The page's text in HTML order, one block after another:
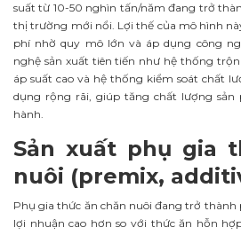
suất từ 10-50 nghìn tấn/năm đang trở
thị trường mới nổi. Lợi thế của mô hình
phí nhờ quy mô lớn và áp dụng công
nghệ sản xuất tiên tiến như hệ thống
áp suất cao và hệ thống kiểm soát chất
dụng rộng rãi, giúp tăng chất lượng sản
hành.
Sản xuất phụ gia
nuôi (premix,
Phụ gia thức ăn chăn nuôi đang trở thành
lợi nhuận cao hơn so với thức ăn hỗn